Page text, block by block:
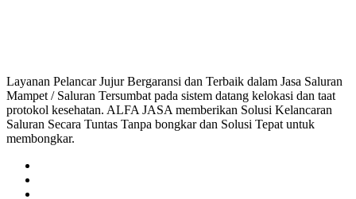
Layanan Pelancar Jujur Bergaransi dan Terbaik dalam Jasa Saluran
Mampet / Saluran Tersumbat pada sistem datang kelokasi dan taat
protokol kesehatan. ALFA JASA memberikan Solusi Kelancaran
Saluran Secara Tuntas Tanpa bongkar dan Solusi Tepat untuk
membongkar.